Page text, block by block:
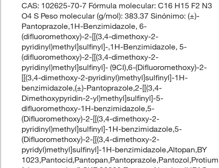
CAS: 102625-70-7 Fórmula molecular: C16 H15 F2 N3
O4 S Peso molecular (g/mol): 383.37 Sinónimo: (±)-
Pantoprazole,1H-Benzimidazole, 6-
(difluoromethoxy)-2-[[(3,4-dimethoxy-2-
pyridinyl)methyl]sulfinyl]-,1H-Benzimidazole, 5-
(difluoromethoxy)-2-[[(3,4-dimethoxy-2-
pyridinyl)methyl]sulfinyl]- (9CI),6-(Difluoromethoxy)-2-
[[(3,4-dimethoxy-2-pyridinyl)methyl]sulfinyl]-1H-
benzimidazole,(±)-Pantoprazole,2-[[(3,4-
Dimethoxypyridin-2-yl)methyl]sulfinyl]-5-
difluoromethoxy-1H-benzimidazole,5-
(Difluoromethoxy)-2-[[(3,4-dimethoxy-2-
pyridinyl)methyl]sulfinyl]-1H-benzimidazole,5-
(Difluoromethoxy)-2-[[(3,4-dimethoxy-2-
pyridyl)methyl]sulfinyl]-1H-benzimidazole,Altopan,BY